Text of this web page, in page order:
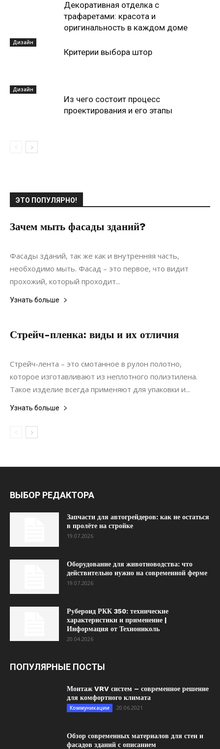
Декоративная отделка с
трафаретами: красота и
оригинальность в каждом доме
Дизайн
Критерии выбора штор
Дизайн
Из чего состоит процесс
проектирования и его этапы
ЭТО ПОПУЛЯРНО!
Зачем мыть фасады зданий?
31.03.2020
Фасады зданий, так же как и внутренняя часть,
необходимо мыть. Фасад – это первое, что видит
прохожий, который проходит...
Узнать больше
Стрейч-пленка: виды и их отличия
05.07.2020
Стрейч-лента – это смотанное в рулон полотно,
которое изготавливают из неплотного полиэтилена.
Такое изделие всегда применяют для упаковки и...
Узнать больше
ВЫБОР РЕДАКТОРА
Запчасти для автогрейдеров: как не остаться
в пролёте на стройке
19.07.2026
Оборудование для животноводства: что
действительно нужно на современной ферме
19.07.2026
Рубероид РКК 350: технические
характеристики и применение |
Информация от Технониколь
20.04.2026
ПОПУЛЯРНЫЕ ПОСТЫ
Монтаж VRV систем – современное решение
для комфортного климата
Коммуникации 20.06.2021
Обзор современных материалов для стен и
фасадов зданий с описанием